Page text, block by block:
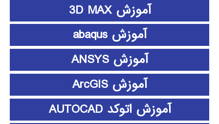
آموزش 3D MAX
آموزش abaqus
آموزش ANSYS
آموزش ArcGIS
آموزش اتوکد AUTOCAD